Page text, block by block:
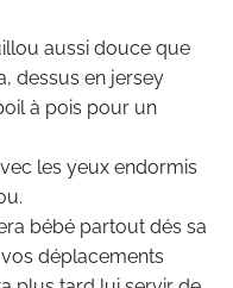
aussi douce que
dessus en jersey
à pois pour un
les yeux endormis
bébé partout dés sa
déplacements